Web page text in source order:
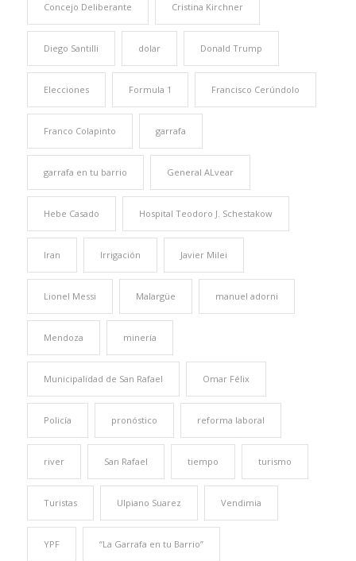
Concejo Deliberante Cristina Kirchner
Diego Santilli dolar Donald Trump
Elecciones Formula 1 Francisco Cerúndolo
Franco Colapinto garrafa
garrafa en tu barrio General ALvear
Hebe Casado Hospital Teodoro J. Schestakow
Iran Irrigación Javier Milei
Lionel Messi Malargüe manuel adorni
Mendoza minería
Municipalidad de San Rafael Omar Félix
Policía pronóstico reforma laboral
river San Rafael tiempo turismo
Turistas Ulpiano Suarez Vendimia
YPF “La Garrafa en tu Barrio”